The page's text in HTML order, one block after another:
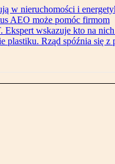
w nieruchomości i
AEO może pomóc firmom
wskazuje kto na
plastiku. Rząd spóźnia się z